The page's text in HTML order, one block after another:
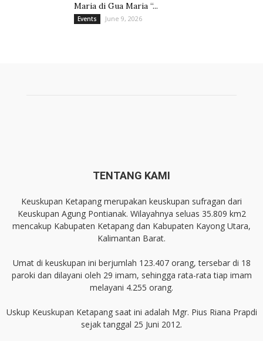
Maria di Gua Maria “...
Events June 9, 2026
TENTANG KAMI
Keuskupan Ketapang merupakan keuskupan sufragan dari
Keuskupan Agung Pontianak. Wilayahnya seluas 35.809 km2
mencakup Kabupaten Ketapang dan Kabupaten Kayong Utara,
Kalimantan Barat.
Umat di keuskupan ini berjumlah 123.407 orang, tersebar di 18
paroki dan dilayani oleh 29 imam, sehingga rata-rata tiap imam
melayani 4.255 orang.
Uskup Keuskupan Ketapang saat ini adalah Mgr. Pius Riana Prapdi
sejak tanggal 25 Juni 2012.